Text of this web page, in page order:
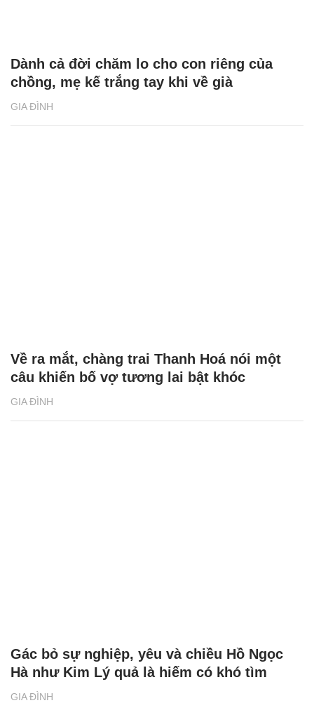
GIA ĐÌNH
Dành cả đời chăm lo cho con riêng của
chồng, mẹ kế trắng tay khi về già
GIA ĐÌNH
Về ra mắt, chàng trai Thanh Hoá nói một
câu khiến bố vợ tương lai bật khóc
GIA ĐÌNH
Gác bỏ sự nghiệp, yêu và chiều Hồ Ngọc
Hà như Kim Lý quả là hiếm có khó tìm